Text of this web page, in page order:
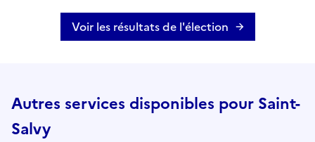
Voir les résultats de l'élection
Autres services disponibles pour Saint-
Salvy